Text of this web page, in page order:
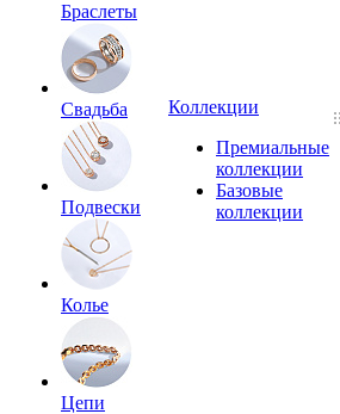
Браслеты
Свадьба
Подвески
Колье
Цепи
Коллекции
Премиальные
коллекции
Базовые
коллекции